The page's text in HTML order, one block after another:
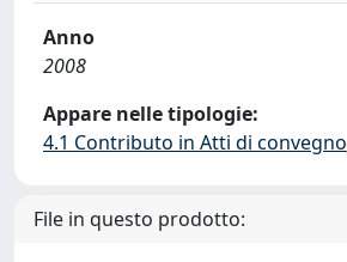
Anno
2008
Appare nelle tipologie:
4.1 Contributo in Atti di convegno
File in questo prodotto: